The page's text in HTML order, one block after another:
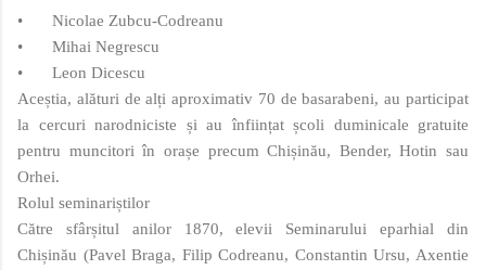
•
Nicolae Zubcu‑Codreanu
•
Mihai Negrescu
•
Leon Dicescu
Aceștia, alături de alți aproximativ 70 de basarabeni, au participat
la cercuri narodniciste și au înființat școli duminicale gratuite
pentru muncitori în orașe precum Chișinău, Bender, Hotin sau
Orhei.
Rolul seminariștilor
Către sfârșitul anilor 1870, elevii Seminarului eparhial din
Chișinău (Pavel Braga, Filip Codreanu, Constantin Ursu, Axentie